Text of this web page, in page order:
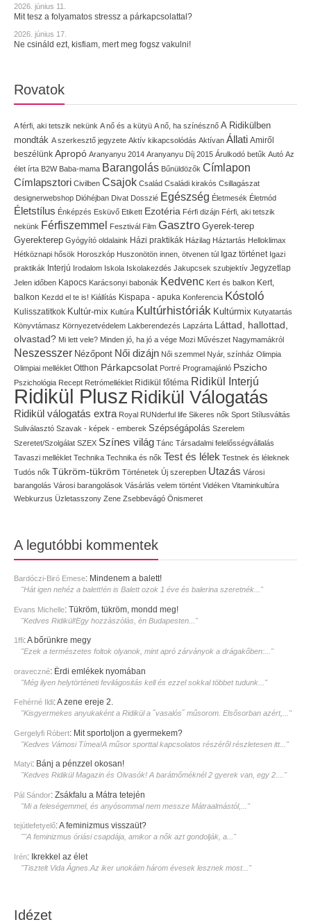
2026. június 11.
Mit tesz a folyamatos stressz a párkapcsolattal?
2026. június 17.
Ne csináld ezt, kisfiam, mert meg fogsz vakulni!
Rovatok
A férfi, aki tetszik nekünk A nő és a kütyü A nő, ha színésznő A Ridikülben
mondták A szerkesztő jegyzete Aktív kikapcsolódás Aktívan Állati Amiről
beszélünk Apropó Aranyanyu 2014 Aranyanyu Díj 2015 Árulkodó betűk Autó Az
élet írta B2W Baba-mama Barangolás Bűnüldözők Címlapon
Címlapsztori Civilben Csajok Család Családi kirakós Csillagászat
designerwebshop Dióhéjban Divat Dosszié Egészség Életmesék Életmód
Életstílus Énképzés Esküvő Etikett Ezotéria Férfi dizájn Férfi, aki tetszik
nekünk Férfiszemmel Fesztivál Film Gasztro Gyerek-terep
Gyerekterep Gyógyító oldalaink Házi praktikák Házilag Háztartás Helloklimax
Hétköznapi hősök Horoszkóp Huszonötön innen, ötvenen túl Igaz történet Igazi
praktikák Interjú Irodalom Iskola Iskolakezdés Jakupcsek szubjektív Jegyzetlap
Jelen időben Kapocs Karácsonyi babonák Kedvenc Kert és balkon Kert,
balkon Kezdd el te is! Kiállítás Kispapa - apuka Konferencia Kóstoló
Kulisszatitkok Kultúr-mix Kultúra Kultúrhistóriák Kultúrmix Kutyatartás
Könyvtámasz Környezetvédelem Lakberendezés Lapzárta Láttad, hallottad,
olvastad? Mi lett vele? Minden jó, ha jó a vége Mozi Művészet Nagymamákról
Neszesszer Nézőpont Női dizájn Női szemmel Nyár, színház Olimpia
Olimpiai melléklet Otthon Párkapcsolat Portré Programajánló Pszicho
Pszichológia Recept Retrómelléklet Ridikül főtéma Ridikül Interjú
Ridikül Plusz Ridikül Válogatás
Ridikül válogatás extra Royal RUNderful life Sikeres nők Sport Stílusváltás
Suliválasztó Szavak - képek - emberek Szépségápolás Szerelem
Szeretet/Szolgálat SZEX Színes világ Tánc Társadalmi felelősségvállalás
Tavaszi melléklet Technika Technika és nők Test és lélek Testnek és léleknek
Tudós nők Tükröm-tükröm Történetek Új szerepben Utazás Városi
barangolás Városi barangolások Vásárlás velem történt Vidéken Vitaminkultúra
Webkurzus Üzletasszony Zene Zsebbevágó Önismeret
A legutóbbi kommentek
Bardóczi-Biró Emese: Mindenem a balett!
"Hát igen nehéz a balett!én is Balett ozok 1 éve és balerina szeretnék..."
Evans Michelle: Tükröm, tükröm, mondd meg!
"Kedves Ridikül!Egy hozzàszòlàs, èn Budapesten..."
1ffi:A bőrünkre megy
"Ezek a természetes foltok olyanok, mint apró zárványok a drágakőben:..."
oraveczné: Érdi emlékek nyomában
"Még ilyen helytörténeti fevilágositás kell és ezzel sokkal többet tudunk..."
Fehérné Ildi:A zene ereje 2.
"Kisgyermekes anyukaként a Ridikül a ˝vasalós˝ műsorom. Elsősorban azért,..."
Gergelyfi Róbert: Mit sportoljon a gyermekem?
"Kedves Vámosi Tímea!A műsor sporttal kapcsolatos részéről részletesen itt..."
Matyi: Bánj a pénzzel okosan!
"Kedves Ridikül Magazin és Olvasók! A barátnőméknél 2 gyerek van, egy 2...."
Pál Sándor: Zsákfalu a Mátra tetején
"Mi a feleségemmel, és anyósommal nem messze Mátraalmástól,..."
tejútlefetyelő:A feminizmus visszaüt?
""A feminizmus óriási csapdája, amikor a nők azt gondolják, a..."
Irén: Ikrekkel az élet
"Tisztelt Vida Ágnes.Az iker unokáim három évesek lesznek most..."
Idézet